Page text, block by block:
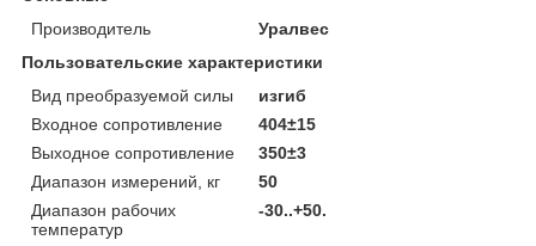
Производитель
Уралвес
Пользовательские характеристики
Вид преобразуемой силы
изгиб
Входное сопротивление
404±15
Выходное сопротивление
350±3
Диапазон измерений, кг
50
Диапазон рабочих
температур
-30..+50.